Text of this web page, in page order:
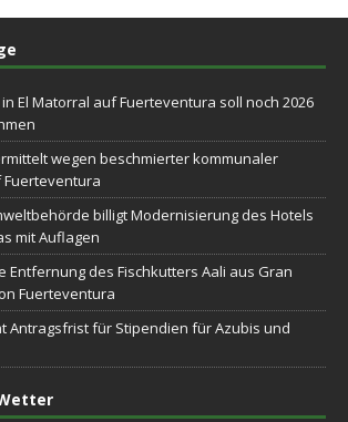
El Matorral auf Fuerteventura soll noch 2026
wegen beschmierter kommunaler
billigt Modernisierung des Hotels
mit Auflagen
Entfernung des Fischkutters Aali aus Gran
Fuerteventura
Antragsfrist für Stipendien für Azubis und